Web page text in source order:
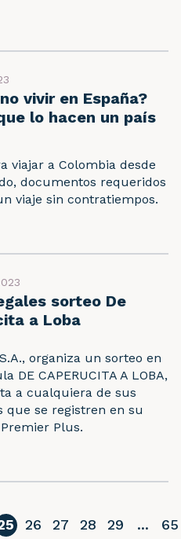
vivir en España?
lo hacen un país
viajar a Colombia desde
documentos requeridos
viaje sin contratiempos.
sorteo De
a Loba
organiza un sorteo en
DE CAPERUCITA A LOBA,
a cualquiera de sus
se registren en su
Plus.
26 27 28 29 ... 65